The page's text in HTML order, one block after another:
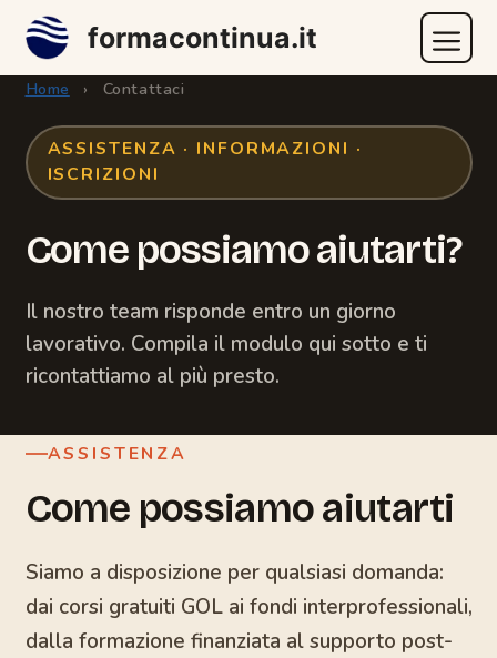
formacontinua.it
Menu
Home
› Contattaci
ASSISTENZA · INFORMAZIONI ·
ISCRIZIONI
Come possiamo aiutarti?
Il nostro team risponde entro un giorno
lavorativo. Compila il modulo qui sotto e ti
ricontattiamo al più presto.
ASSISTENZA
Come possiamo aiutarti
Siamo a disposizione per qualsiasi domanda:
dai corsi gratuiti GOL ai fondi interprofessionali,
dalla formazione finanziata al supporto post-